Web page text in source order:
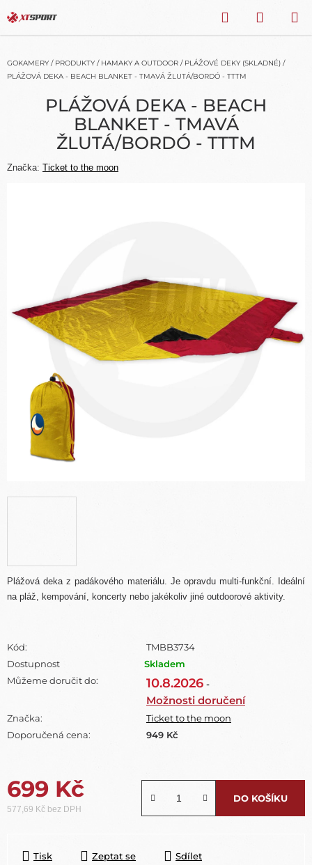
na
HLEDAT
KOŠÍK
GOKAMERY / PRODUKTY / HAMAKY A OUTDOOR / PLÁŽOVÉ DEKY (SKLADNÉ) /
PLÁŽOVÁ DEKA - BEACH BLANKET - TMAVÁ ŽLUTÁ/BORDÓ - TTTM
Plážová deka z padákového materiálu. Je opravdu multi-funkční. Ideální
na pláž, kempování, koncerty nebo jakékoliv jiné outdoorové aktivity.
Kód:
TMBB3734
Dostupnost
Skladem
Můžeme doručit do:
10.8.2026 -
Možnosti doručení
Značka:
Ticket to the moon
Doporučená cena:
949 Kč
699 Kč
577,69 Kč bez DPH
DO KOŠÍKU
Tisk Zeptat se Sdílet
PLÁŽOVÁ DEKA - BEACH
BLANKET - TMAVÁ
ŽLUTÁ/BORDÓ - TTTM
Značka: Ticket to the moon